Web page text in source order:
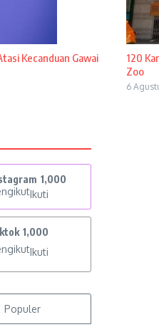
Kecanduan Gawai
120
Zoo
6
1,000
Ikuti
1,000
Ikuti
Populer